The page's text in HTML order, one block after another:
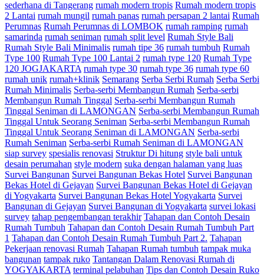
sederhana di Tangerang rumah modern tropis Rumah modern tropis
2 Lantai rumah mungil rumah panas rumah persapan 2 lantai Rumah
Perumnas Rumah Perumnas di LOMBOK rumah ramping rumah
samarinda rumah seniman rumah split level Rumah Style Bali
Rumah Style Bali Minimalis rumah tipe 36 rumah tumbuh Rumah
Type 100 Rumah Type 100 Lantai 2 rumah type 120 Rumah Type
120 JOGJAKARTA rumah type 30 rumah type 36 rumah type 60
rumah unik rumah+klinik Semarang Serba Serbi Rumah Serba Serbi
Rumah Minimalis Serba-serbi Membangun Rumah Serba-serbi
Membangun Rumah Tinggal Serba-serbi Membangun Rumah
Tinggal Seniman di LAMONGAN Serba-serbi Membangun Rumah
Tinggal Untuk Seorang Seniman Serba-serbi Membangun Rumah
Tinggal Untuk Seorang Seniman di LAMONGAN Serba-serbi
Rumah Seniman Serba-serbi Rumah Seniman di LAMONGAN
siap survey spesialis renovasi Struktur Di hitung style bali untuk
desain perumahan style modern suka dengan halaman yang luas
Survei Bangunan Survei Bangunan Bekas Hotel Survei Bangunan
Bekas Hotel di Gejayan Survei Bangunan Bekas Hotel di Gejayan
di Yogyakarta Survei Bangunan Bekas Hotel Yogyakarta Survei
Bangunan di Gejayan Survei Bangunan di Yogyakarta survei lokasi
survey tahap pengembangan terakhir Tahapan dan Contoh Desain
Rumah Tumbuh Tahapan dan Contoh Desain Rumah Tumbuh Part
1 Tahapan dan Contoh Desain Rumah Tumbuh Part 2. Tahapan
Pekerjaan renovasi Rumah Tahapan Rumah tumbuh tampak muka
bangunan tampak ruko Tantangan Dalam Renovasi Rumah di
YOGYAKARTA terminal pelabuhan Tips dan Contoh Desain Ruko